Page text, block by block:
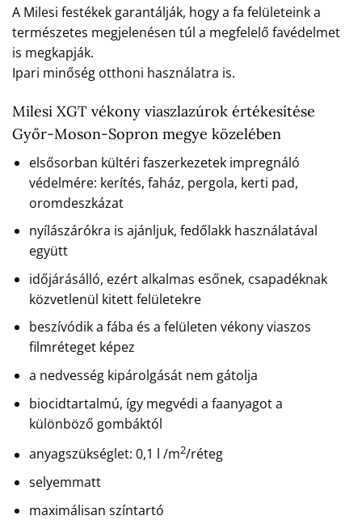
A Milesi festékek garantálják, hogy a fa felületeink a
természetes megjelenésen túl a megfelelő favédelmet
is megkapják.
Ipari minőség otthoni használatra is.
Milesi XGT vékony viaszlazúrok értékesítése
Győr-Moson-Sopron megye közelében
elsősorban kültéri faszerkezetek impregnáló
védelmére: kerítés, faház, pergola, kerti pad,
oromdeszkázat
nyílászárókra is ajánljuk, fedőlakk használatával
együtt
időjárásálló, ezért alkalmas esőnek, csapadéknak
közvetlenül kitett felületekre
beszívódik a fába és a felületen vékony viaszos
filmréteget képez
a nedvesség kipárolgását nem gátolja
biocidtartalmú, így megvédi a faanyagot a
különböző gombáktól
anyagszükséglet: 0,1 l /m2/réteg
selyemmatt
maximálisan színtartó